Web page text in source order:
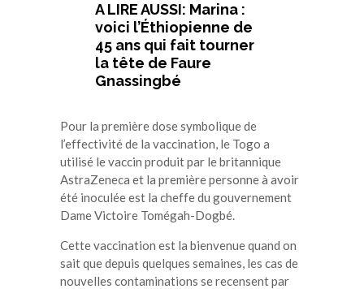
A LIRE AUSSI: Marina :
voici l’Éthiopienne de
45 ans qui fait tourner
la tête de Faure
Gnassingbé
Pour la première dose symbolique de
l’effectivité de la vaccination, le Togo a
utilisé le vaccin produit par le britannique
AstraZeneca et la première personne à avoir
été inoculée est la cheffe du gouvernement
Dame Victoire Tomégah-Dogbé.
Cette vaccination est la bienvenue quand on
sait que depuis quelques semaines, les cas de
nouvelles contaminations se recensent par